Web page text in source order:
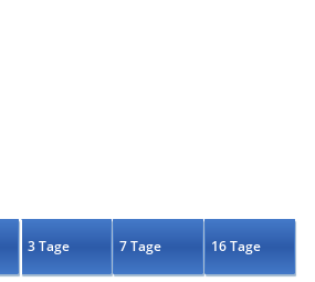
3 Tage 7 Tage 16 Tage